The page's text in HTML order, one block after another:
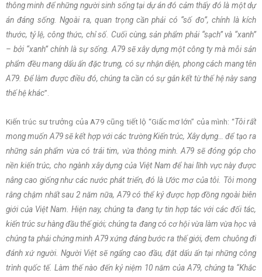
thông minh để những người sinh sống tại dự án đó cảm thấy đó là một dự
án đáng sống. Ngoài ra, quan trọng cần phải có “số đo”, chính là kích
thước, tỷ lệ, công thức, chỉ số. Cuối cùng, sản phẩm phải “sạch” và “xanh”
– bởi “xanh” chính là sự sống. A79 sẽ xây dựng một công ty mà mỗi sản
phẩm đều mang dấu ấn đặc trưng, có sự nhận diện, phong cách mang tên
A79. Để làm được điều đó, chúng ta cần có sự gắn kết từ thế hệ này sang
thế hệ khác”.
Kiến trúc sư trưởng của A79 cũng tiết lộ “Giấc mơ lớn” của mình: “Tôi rất
mong muốn A79 sẽ kết hợp với các trường Kiến trúc, Xây dựng… để tạo ra
những sản phẩm vừa có trái tim, vừa thông minh. A79 sẽ đóng góp cho
nền kiến trúc, cho ngành xây dựng của Việt Nam để hai lĩnh vực này được
nâng cao giống như các nước phát triển, đó là Ước mơ của tôi. Tôi mong
rằng chậm nhất sau 2 năm nữa, A79 có thể ký được hợp đồng ngoài biên
giới của Việt Nam. Hiện nay, chúng ta đang tự tin hợp tác với các đối tác,
kiến trúc sư hàng đầu thế giới; chúng ta đang có cơ hội vừa làm vừa học và
chúng ta phải chứng minh A79 xứng đáng bước ra thế giới, đem chuông đi
đánh xứ người. Người Việt sẽ ngẩng cao đầu, đặt dấu ấn tại những công
trình quốc tế. Làm thế nào đến kỷ niệm 10 năm của A79, chúng ta “Khắc